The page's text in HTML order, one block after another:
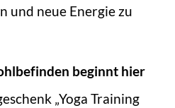
und neue Energie zu
beginnt hier
„Yoga Training